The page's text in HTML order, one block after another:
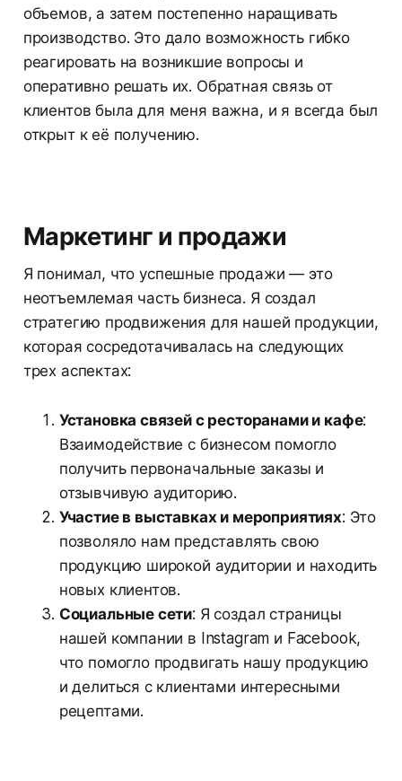
объемов, а затем постепенно наращивать
производство. Это дало возможность гибко
реагировать на возникшие вопросы и
оперативно решать их. Обратная связь от
клиентов была для меня важна, и я всегда был
открыт к её получению.
Маркетинг и продажи
Я понимал, что успешные продажи — это
неотъемлемая часть бизнеса. Я создал
стратегию продвижения для нашей продукции,
которая сосредотачивалась на следующих
трех аспектах:
Установка связей с ресторанами и кафе:
Взаимодействие с бизнесом помогло
получить первоначальные заказы и
отзывчивую аудиторию.
Участие в выставках и мероприятиях: Это
позволяло нам представлять свою
продукцию широкой аудитории и находить
новых клиентов.
Социальные сети: Я создал страницы
нашей компании в Instagram и Facebook,
что помогло продвигать нашу продукцию
и делиться с клиентами интересными
рецептами.